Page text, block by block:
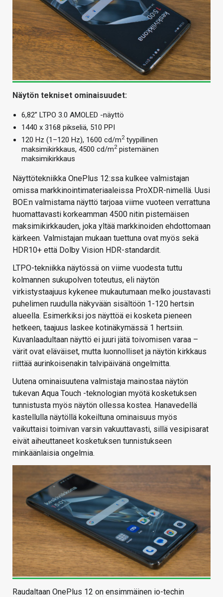
Näytön tekniset ominaisuudet:
6,82” LTPO 3.0 AMOLED -näyttö
1440 x 3168 pikseliä, 510 PPI
120 Hz (1–120 Hz), 1600 cd/m2tyypillinen
maksimikirkkaus, 4500 cd/m2pistemäinen
maksimikirkkaus
Näyttötekniikka OnePlus 12:ssa kulkee valmistajan
omissa markkinointimateriaaleissa ProXDR-nimellä. Uusi
BOE:n valmistama näyttö tarjoaa viime vuoteen verrattuna
huomattavasti korkeamman 4500 nitin pistemäisen
maksimikirkkauden, joka yltää markkinoiden ehdottomaan
kärkeen. Valmistajan mukaan tuettuna ovat myös sekä
HDR10+ että Dolby Vision HDR-standardit.
LTPO-tekniikka näytössä on viime vuodesta tuttu
kolmannen sukupolven toteutus, eli näytön
virkistystaajuus kykenee mukautumaan melko joustavasti
puhelimen ruudulla näkyvään sisältöön 1-120 hertsin
alueella. Esimerkiksi jos näyttöä ei kosketa pieneen
hetkeen, taajuus laskee kotinäkymässä 1 hertsiin.
Kuvanlaadultaan näyttö ei juuri jätä toivomisen varaa –
värit ovat eläväiset, mutta luonnolliset ja näytön kirkkaus
riittää aurinkoisenakin talvipäivänä ongelmitta.
Uutena ominaisuutena valmistaja mainostaa näytön
tukevan Aqua Touch -teknologian myötä kosketuksen
tunnistusta myös näytön ollessa kostea. Hanavedellä
kastellulla näytöllä kokeiltuna ominaisuus myös
vaikuttaisi toimivan varsin vakuuttavasti, sillä vesipisarat
eivät aiheuttaneet kosketuksen tunnistukseen
minkäänlaisia ongelmia.
Raudaltaan OnePlus 12 on ensimmäinen io-techin